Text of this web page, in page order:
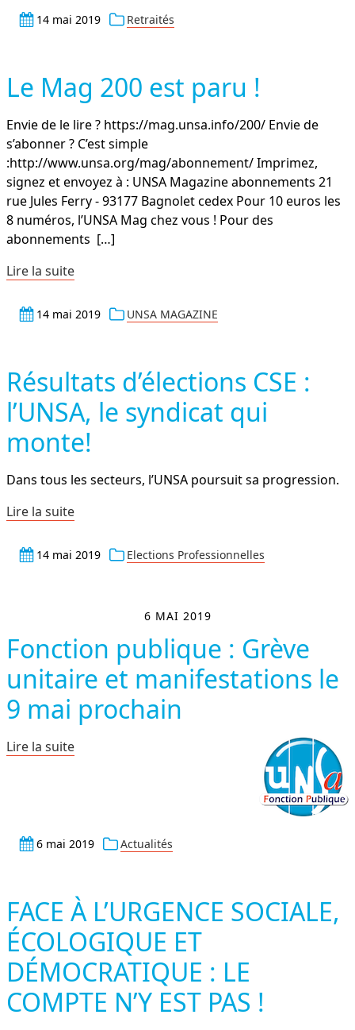
14 mai 2019 Retraités
Le Mag 200 est paru !
Envie de le lire ? https://mag.unsa.info/200/ Envie de
s’abonner ? C’est simple
:http://www.unsa.org/mag/abonnement/ Imprimez,
signez et envoyez à : UNSA Magazine abonnements 21
rue Jules Ferry - 93177 Bagnolet cedex Pour 10 euros les
8 numéros, l’UNSA Mag chez vous ! Pour des
abonnements […]
Lire la suite
14 mai 2019 UNSA MAGAZINE
Résultats d’élections CSE :
l’UNSA, le syndicat qui
monte!
Dans tous les secteurs, l’UNSA poursuit sa progression.
Lire la suite
14 mai 2019 Elections Professionnelles
6 MAI 2019
Fonction publique : Grève
unitaire et manifestations le
9 mai prochain
Lire la suite
6 mai 2019 Actualités
FACE À L’URGENCE SOCIALE,
ÉCOLOGIQUE ET
DÉMOCRATIQUE : LE
COMPTE N’Y EST PAS !